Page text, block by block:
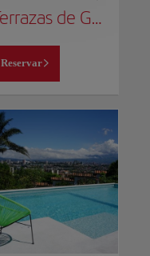
Terrazas de Golf Boutique Hotel
Reservar